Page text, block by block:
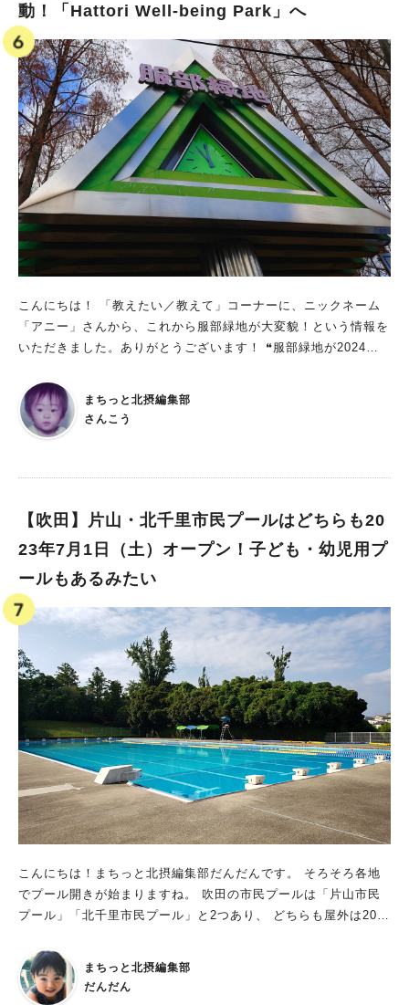
動！「Hattori Well-being Park」へ
こんにちは！ 「教えたい／教えて」コーナーに、ニックネーム
「アニー」さんから、これから服部緑地が大変貌！という情報を
いただきました。ありがとうございます！ ❝服部緑地が2024年
ながるサードプレイス「Hattori Well-being Park」として生まれ
変わるそうで、期待でいっぱいです！ 大阪府のホームページ
に、イメージ図や改修スケジュールなどの詳細が載っていまし
休憩場所の新設、売店やレストラン「メイブーム」の閉店など、
う！ 実際に現地の様子も踏まえて、ご紹介します！ イベント
や施設オープンの情報も！「服部緑地」の最新情報はこちらもご
覧ください(関連記事一覧へリンク) 心・体・社会が元気にな
る、施設・イベントがどんどん生まれるって！ 令和2年4月に池
田土木事務所/公園課が発表した「服部緑地マネジメントプラン
（案）」で服部緑地が今後変化していくことを知り、追加情報を
今かと待ちわびていましたところ 今回発表されたのが大阪府ホ
ームページ内の公園紹介ぺージに掲出された、こちらの資料。
令和5年度から20年間の指定管理業務において 心・体・社会が元
気になる（ウェルネス）公園 「Hattori Well-being Park」をテ
ーマに 新しい「施設」と「イベント等のコンテンツ」の提供を
することで 人と自然が心地よく繋がる場、“サードプレイス”にな
れればという想いがあるそう。 2023年度（令和5年度）の間
に、さまざまな準備、整備を進めるようですよ！ ちなみ
ラックスできる「心のウェルネス」】 ●円形花壇 （マップ⑦）
ここが・・・ イメージ画では、キッチンカー等も登場。芝生で
ゆっくりと団らんできそう。 ●レストハウス （マップ⑨） こ
（マップ⑧） ここが・・・ イメージ画では、マルシェイベント
でしょうか？街と公園と人の交流が生まれそう！ ●複合温浴施
設 （マップ②） ここに・・・ 緑地公園近隣に温浴施設、スー
まちっと北摂編集部
さんこう
【吹田】片山・北千里市民プールはどちらも20
23年7月1日（土）オープン！子ども・幼児用プ
ールもあるみたい
こんにちは！まちっと北摂編集部だんだんです。 そろそろ各地
でプール開きが始まりますね。 吹田の市民プールは「片山市民
プール」「北千里市民プール」と2つあり、 どちらも屋外は202
「片山市民プール」 片山市民プールは、阪急「豊津駅」から徒
歩8分ほど。片山公園に隣接しています。 年中利用可能な屋内プ
ールと、夏期（7月～8月）のみオープンする屋外プールがありま
まちっと北摂編集部
だんだん